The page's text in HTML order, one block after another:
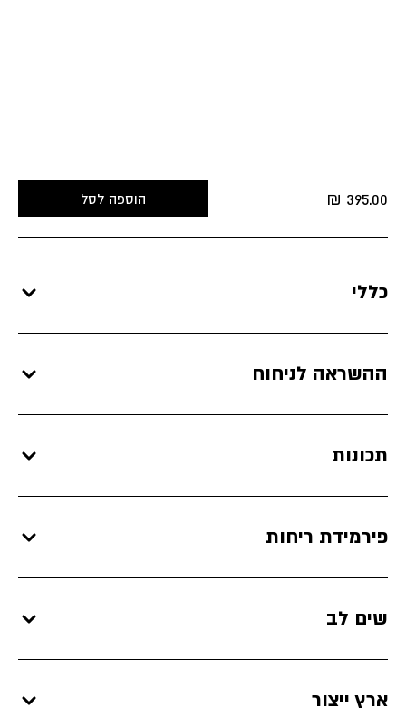
הוספה לסל 395.00
₪
כללי
ההשראה לניחוח
תכונות
פירמידת ריחות
שים לב
ארץ ייצור